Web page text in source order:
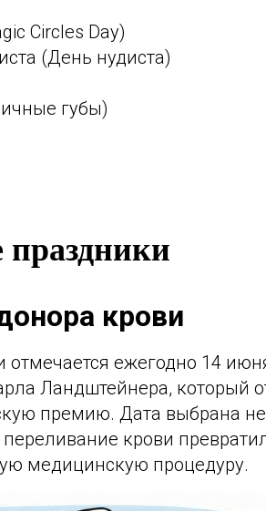
Circles Day)
(День нудиста)
губы)
крови
отмечается ежегодно 14
Ландштейнера, который
премию. Дата выбрана
крови
медицинскую процедуру.